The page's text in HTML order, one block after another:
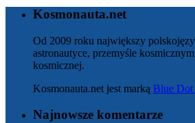
Kosmonauta.net
Od 2009 roku największy
astronautyce, przemyśle
kosmicznej.
Kosmonauta.net jest marką Blue Dot
Najnowsze komentarze